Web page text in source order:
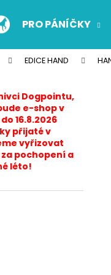
PRO PÁNÍČKY
EDICE HAND
Dogpointu,
e-shop v
16.8.2026
přijaté v
vyřizovat
za pochopení a
léto!